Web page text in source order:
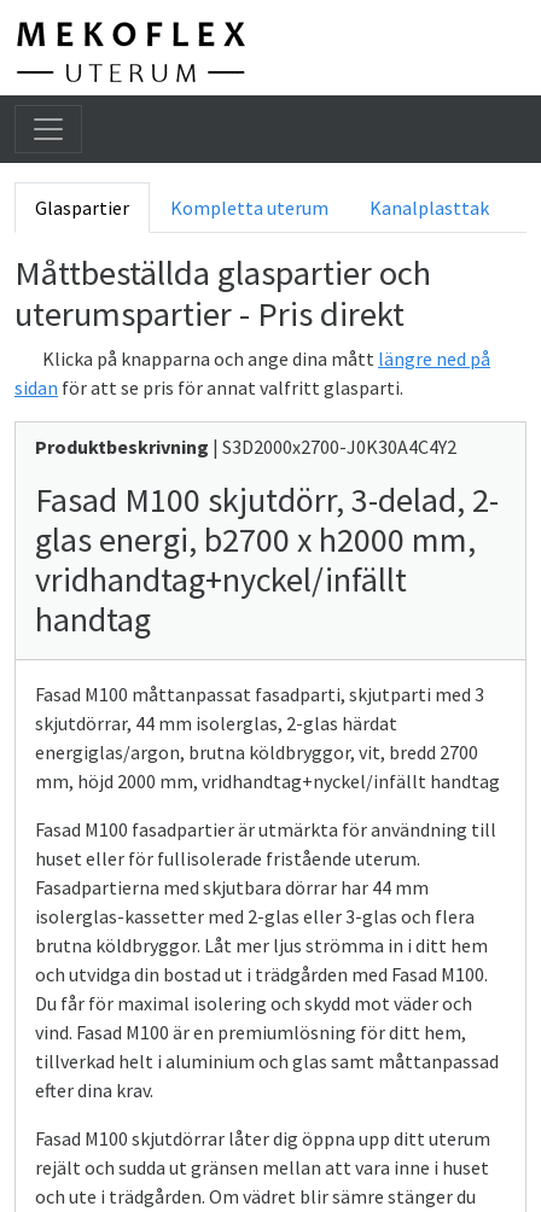
Glaspartier Kompletta uterum Kanalplasttak
Måttbeställda glaspartier och
uterumspartier - Pris direkt
Klicka på knapparna och ange dina mått längre ned på
sidan för att se pris för annat valfritt glasparti.
Produktbeskrivning | S3D2000x2700-J0K30A4C4Y2
Fasad M100 skjutdörr, 3-delad, 2-
glas energi, b2700 x h2000 mm,
vridhandtag+nyckel/infällt
handtag
Fasad M100 måttanpassat fasadparti, skjutparti med 3
skjutdörrar, 44 mm isolerglas, 2-glas härdat
energiglas/argon, brutna köldbryggor, vit, bredd 2700
mm, höjd 2000 mm, vridhandtag+nyckel/infällt handtag
Fasad M100 fasadpartier är utmärkta för användning till
huset eller för fullisolerade fristående uterum.
Fasadpartierna med skjutbara dörrar har 44 mm
isolerglas-kassetter med 2-glas eller 3-glas och flera
brutna köldbryggor. Låt mer ljus strömma in i ditt hem
och utvidga din bostad ut i trädgården med Fasad M100.
Du får för maximal isolering och skydd mot väder och
vind. Fasad M100 är en premiumlösning för ditt hem,
tillverkad helt i aluminium och glas samt måttanpassad
efter dina krav.
Fasad M100 skjutdörrar låter dig öppna upp ditt uterum
rejält och sudda ut gränsen mellan att vara inne i huset
och ute i trädgården. Om vädret blir sämre stänger du